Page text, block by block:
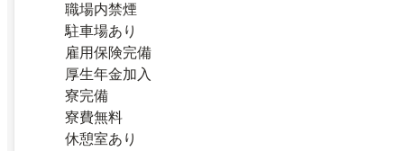
職場内禁煙
駐車場あり
雇用保険完備
厚生年金加入
寮完備
寮費無料
休憩室あり